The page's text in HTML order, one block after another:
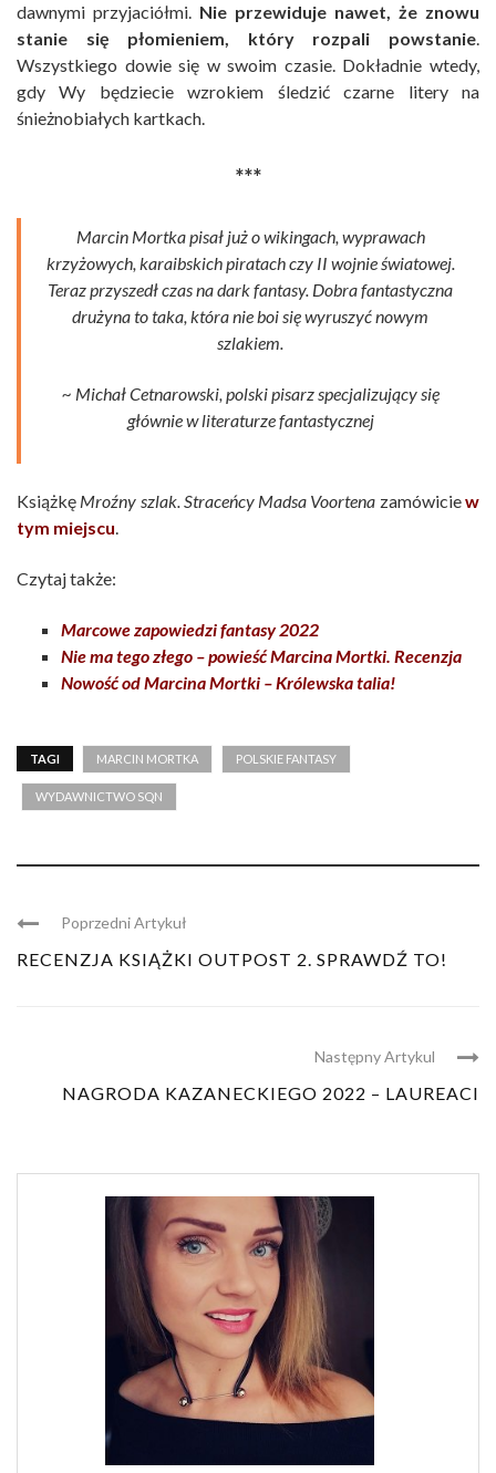
dawnymi przyjaciółmi. Nie przewiduje nawet, że znowu
stanie się płomieniem, który rozpali powstanie.
Wszystkiego dowie się w swoim czasie. Dokładnie wtedy,
gdy Wy będziecie wzrokiem śledzić czarne litery na
śnieżnobiałych kartkach.
***
Marcin Mortka pisał już o wikingach, wyprawach
krzyżowych, karaibskich piratach czy II wojnie światowej.
Teraz przyszedł czas na dark fantasy. Dobra fantastyczna
drużyna to taka, która nie boi się wyruszyć nowym
szlakiem.
~ Michał Cetnarowski, polski pisarz specjalizujący się
głównie w literaturze fantastycznej
Książkę Mroźny szlak. Straceńcy Madsa Voortena zamówiciew
tym miejscu.
Czytaj także:
Marcowe zapowiedzi fantasy 2022
Nie ma tego złego – powieść Marcina Mortki. Recenzja
Nowość od Marcina Mortki – Królewska talia!
TAGI MARCIN MORTKA POLSKIE FANTASY
WYDAWNICTWO SQN
Poprzedni Artykuł
RECENZJA KSIĄŻKI OUTPOST 2. SPRAWDŹ TO!
Następny Artykul
NAGRODA KAZANECKIEGO 2022 – LAUREACI